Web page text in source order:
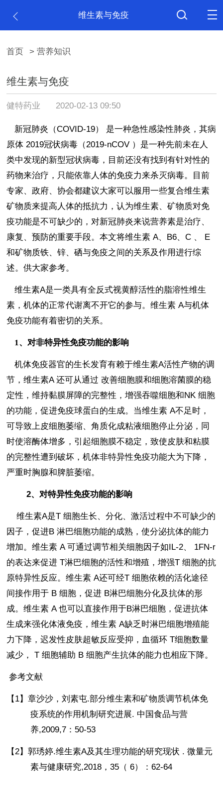
维生素与免疫
首页 > 营养知识
维生素与免疫
健特药业 2020-02-13 09:50
新冠肺炎（COVID-19）
是一种急性感染性肺炎，其病
原体 2019冠状病毒（2019-nCOV ）是一种先前未在人
类中发现的新型冠状病毒，目前还没有找到有针对性的
药物来治疗，只能依靠人体的免疫力来杀灭病毒。目前
专家、政府、协会都建议大家可以服用一些复合维生素
矿物质来提高人体的抵抗力，认为维生素、矿物质对免
疫功能是不可缺少的，对新冠肺炎来说营养素是治疗、
康复、预防的重要手段。本文将维生素 A、 B6、C 、
E
和矿物质铁、锌、硒与免疫之间的关系及作用进行综
述。供大家参考。
维生素A是一类具有全反式视黄醇活性的脂溶性维生
素，机体的正常代谢离不开它的参与。维生素 A与机体
免疫功能有着密切的关系。
1、对非特异性免疫功能的影响
机体免疫器官的生长发育有赖于维生素A活性产物的调
节，维生素A 还可从通过 改善细胞膜和细胞溶菌膜的稳
定性，维持黏膜屏障的完整性，增强吞噬细胞和NK 细胞
的功能，促进免疫球蛋白的生成。当维生素 A不足时，
可导致上皮细胞萎缩、角质化成粘液细胞停止分泌，同
时使溶酶体增多，引起细胞膜不稳定，致使皮肤和粘膜
的完整性遭到破坏，机体非特异性免疫功能大为下降，
严重时胸腺和脾脏萎缩。
2、对特异性免疫功能的影响
维生素A是T 细胞生长、分化、激活过程中不可缺少的
因子，促进B 淋巴细胞功能的成熟，使分泌抗体的能力
增加。维生素 A 可通过调节相关细胞因子如IL-2、
1FN-r
的表达来促进 T淋巴细胞的活性和增殖，增强T 细胞的抗
原特异性反应。维生素 A还可经T 细胞依赖的活化途径
间接作用于 B 细胞，促进 B淋巴细胞分化及抗体的形
成。维生素 A 也可以直接作用于B淋巴细胞，促进抗体
生成来强化体液免疫，维生素 A缺乏时淋巴细胞增殖能
力下降，迟发性皮肤超敏反应受抑，血循环 T细胞数量
减少，
T 细胞辅助 B 细胞产生抗体的能力也相应下降。
参考文献
【1】章沙沙，刘素屯.部分维生素和矿物质调节机体免
疫系统的作用机制研究进展. 中国食品与营
养,2009,7 ： 50-53
【2】郭琇婷.维生素A及其生理功能的研究现状 . 微量元
素与健康研究,2018 ，35 （ 6）：62-64